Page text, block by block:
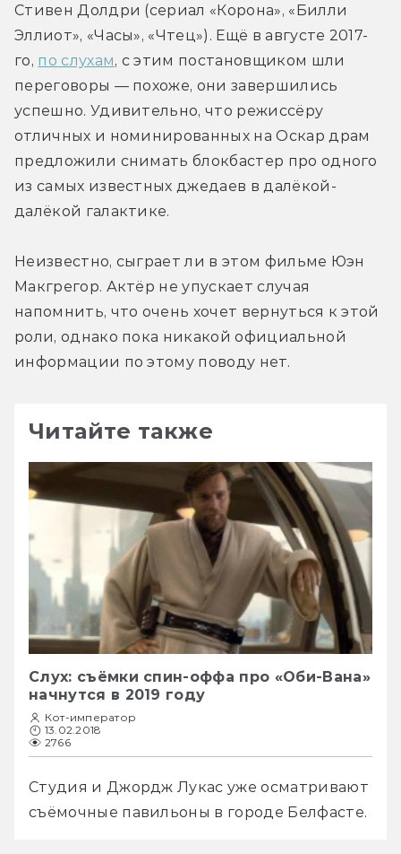
Стивен Долдри (сериал «Корона», «Билли
Эллиот», «Часы», «Чтец»). Ещё в августе 2017-
го, по слухам, с этим постановщиком шли
переговоры — похоже, они завершились
успешно. Удивительно, что режиссёру
отличных и номинированных на Оскар драм
предложили снимать блокбастер про одного
из самых известных джедаев в далёкой-
далёкой галактике.
Неизвестно, сыграет ли в этом фильме Юэн
Макгрегор. Актёр не упускает случая
напомнить, что очень хочет вернуться к этой
роли, однако пока никакой официальной
информации по этому поводу нет.
Читайте также
Слух: съёмки спин-оффа про «Оби-Вана»
начнутся в 2019 году
Кот-император
13.02.2018
2766
Студия и Джордж Лукас уже осматривают
съёмочные павильоны в городе Белфасте.